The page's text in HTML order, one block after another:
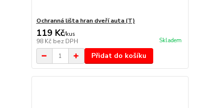
Ochranná lišta hran dveří auta (T)
119 Kč/kus
98 Kč bez DPH Skladem
Přidat do košíku